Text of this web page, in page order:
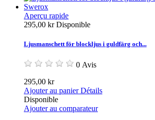
Aperçu rapide
295,00 krDisponible
Ljusmanschett för blockljus i guldfärg och...
0 Avis
295,00 kr
Ajouter au panier Détails
Disponible
Ajouter au comparateur